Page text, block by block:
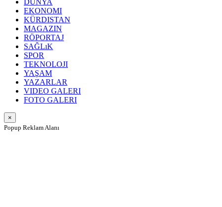
DÜNYA
EKONOMI
KÜRDISTAN
MAGAZIN
RÖPORTAJ
SAĞLıK
SPOR
TEKNOLOJI
YAŞAM
YAZARLAR
VIDEO GALERI
FOTO GALERI
×
Popup Reklam Alanı